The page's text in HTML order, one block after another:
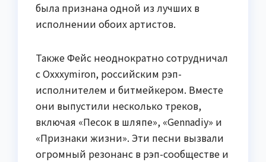
была признана одной из лучших в
исполнении обоих артистов.
Также Фейс неоднократно сотрудничал
с Oxxxymiron, российским рэп-
исполнителем и битмейкером. Вместе
они выпустили несколько треков,
включая «Песок в шляпе», «Gennadiy» и
«Признаки жизни». Эти песни вызвали
огромный резонанс в рэп-сообществе и